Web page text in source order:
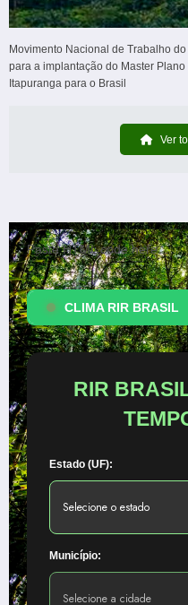
Movimento Nacional de Trabalho
para a implantação do Master
Itapuranga para o Brasil
Ver
Paste HTML code here...
CLIMA RIR BRASIL
RIR
Estado (UF):
Município: